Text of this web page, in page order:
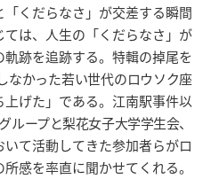
くだらなさ」が交差する瞬間
は、人生の「くだらなさ」が
跡を追跡する。特輯の掉尾を
なかった若い世代のロウソク座
げた」である。江南駅事件以
ープと梨花女子大学学生会、
て活動してきた参加者らがロ
感を率直に聞かせてくれる。